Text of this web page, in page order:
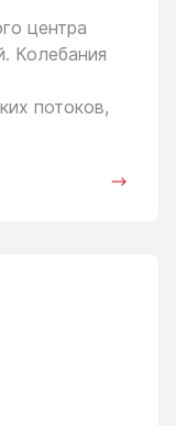
центра
Колебания
потоков,